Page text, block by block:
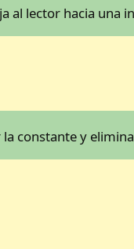
al lector hacia una
constante y